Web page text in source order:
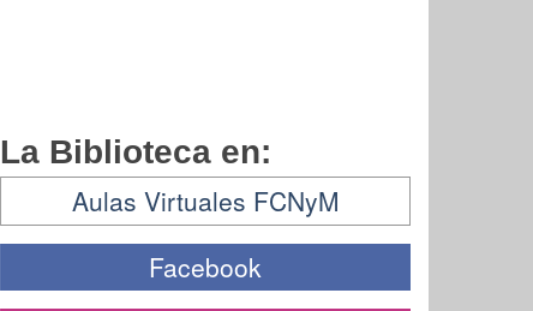
La Biblioteca en:
Aulas Virtuales FCNyM
Facebook